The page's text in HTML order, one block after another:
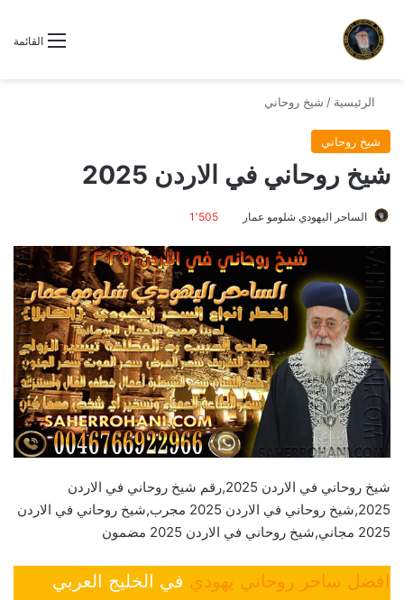
القائمة
الرئيسية / شيخ روحاني
شيخ روحاني
شيخ روحاني في الاردن 2025
الساحر اليهودي شلومو عمار 1٬505
شيخ روحاني في الاردن 2025,رقم شيخ روحاني في الاردن
2025,شيخ روحاني في الاردن 2025 مجرب,شيخ روحاني في الاردن
2025 مجاني,شيخ روحاني في الاردن 2025 مضمون
افضل ساحر روحاني يهودي في الخليج العربي